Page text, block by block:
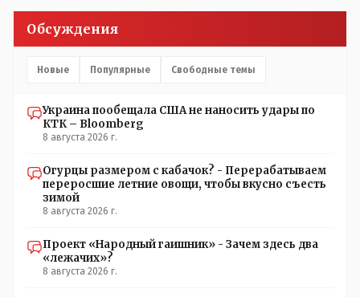
Обсуждения
Новые Популярные Свободные темы
Украина пообещала США не наносить удары по
КТК – Bloomberg
8 августа 2026 г.
Огурцы размером с кабачок? - Перерабатываем
переросшие летние овощи, чтобы вкусно съесть
зимой
8 августа 2026 г.
Проект «Народный гаишник» - Зачем здесь два
«лежачих»?
8 августа 2026 г.